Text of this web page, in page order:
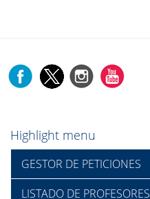
Highlight menu
GESTOR DE PETICIONES
LISTADO DE PROFESORES